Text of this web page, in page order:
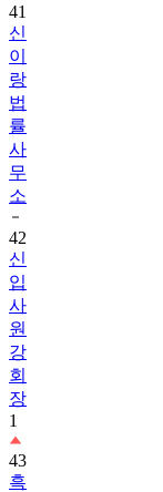
41
신
이
랑
법
률
사
무
소
42
신
입
사
원
강
회
장
1
43
흑